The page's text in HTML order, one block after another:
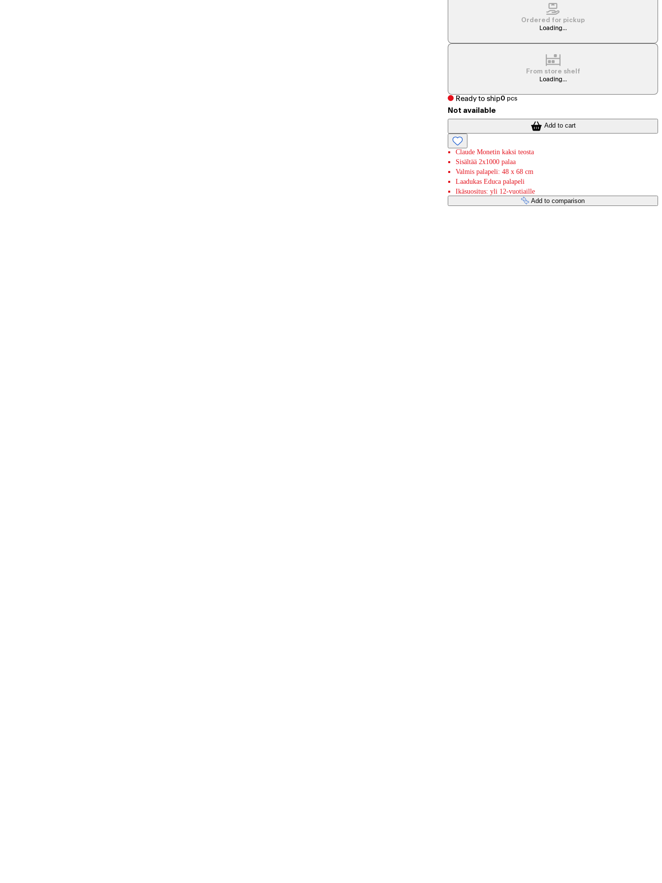
Ordered for pickup
Loading...
From store shelf
Loading...
Ready to ship0 pcs
Not available
Add to cart
Claude Monetin kaksi teosta
Sisältää 2x1000 palaa
Valmis palapeli: 48 x 68 cm
Laadukas Educa palapeli
Ikäsuositus: yli 12-vuotiaille
Add to comparison